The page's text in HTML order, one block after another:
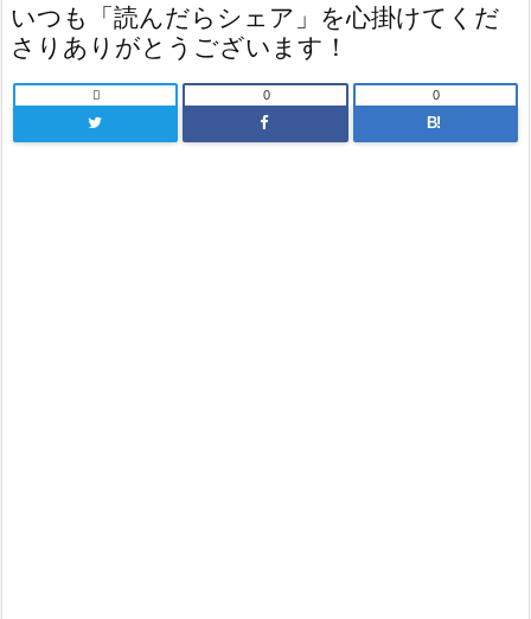
いつも「読んだらシェア」を心掛けてくだ
さりありがとうございます！
 0
B!
0